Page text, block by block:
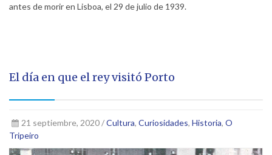
antes de morir en Lisboa, el 29 de julio de 1939.
El día en que el rey visitó Porto
21 septiembre, 2020 /Cultura, Curiosidades, Historia, O
Tripeiro